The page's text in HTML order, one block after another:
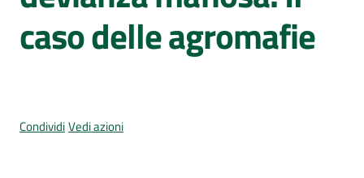
Per
caso delle agromafie
CondividiVedi azioni